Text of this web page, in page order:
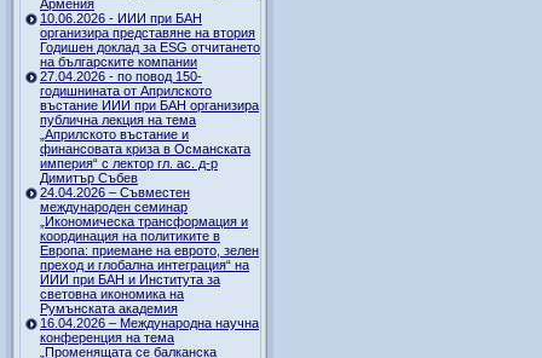
Армения
10.06.2026 - ИИИ при БАН
организира представяне на втория
Годишен доклад за ESG отчитането
на българските компании
27.04.2026 - по повод 150-
годишнината от Априлското
въстание ИИИ при БАН организира
публична лекция на тема
„Априлското въстание и
финансовата криза в Османската
империя“ с лектор гл. ас. д-р
Димитър Събев
24.04.2026 – Съвместен
международен семинар
„Икономическа трансформация и
координация на политиките в
Европа: приемане на еврото, зелен
преход и глобална интеграция“ на
ИИИ при БАН и Института за
световна икономика на
Румънската академия
16.04.2026 – Международна научна
конференция на тема
„Променящата се балканска